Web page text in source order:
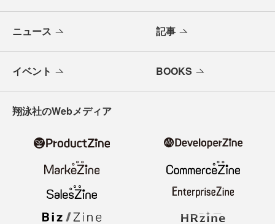
ニュース 記事
イベント BOOKS
翔泳社のWebメディア